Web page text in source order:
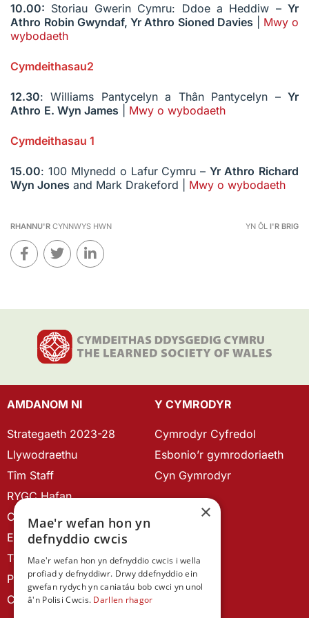
10.00: Storiau Gwerin Cymru: Ddoe a Heddiw – Yr
Athro Robin Gwyndaf, Yr Athro Sioned Davies
Mwy o
wybodaeth
Cymdeithasau2
12.30: Williams Pantycelyn a Thân Pantycelyn – Yr
Athro E. Wyn James Mwy o wybodaeth
Cymdeithasau 1
15.00: 100 Mlynedd o Lafur Cymru –Yr Athro Richard
Wyn Jones and Mark Drakeford | Mwy o wybodaeth
RHANNU'R CYNNWYS HWN YN ÔL I'R BRIG
AMDANOM NI
Strategaeth 2023-28
Llywodraethu
Tîm Staff
RYGC Hafan
Canllawiau brandio
Ein Hanes
Telerau ac Amodau
Polisi Preifatrwydd
Cysylltu â ni
Y CYMRODYR
Cymrodyr Cyfredol
Esbonio’r gymrodoriaeth
Cyn Gymrodyr
×
Mae'r wefan hon yn
defnyddio cwcis
Mae'r wefan hon yn defnyddio cwcis i wella
profiad y defnyddiwr. Drwy ddefnyddio ein
gwefan rydych yn caniatáu bob cwci yn unol
â'n Polisi Cwcis. Darllen rhagor